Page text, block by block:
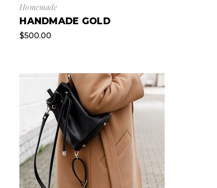
Homemade
HANDMADE GOLD
$500.00